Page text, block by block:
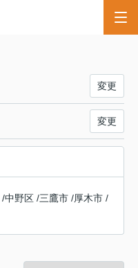
変更
変更
/中野区 /三鷹市 /厚木市 /